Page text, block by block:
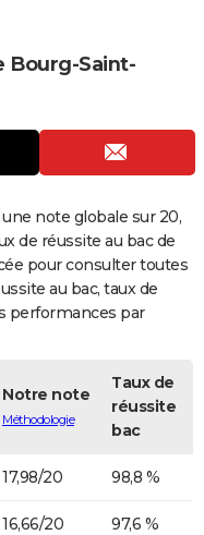
Bourg-Saint-
note globale sur 20,
de réussite au bac de
pour consulter toutes
au bac, taux de
performances par
Notre note
Méthodologie
Taux de
réussite
bac
17,98/20 98,8 %
16,66/20 97,6 %